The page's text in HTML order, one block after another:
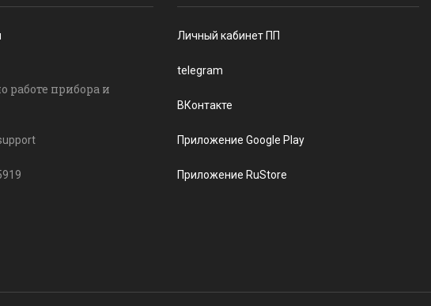
работе прибора и
Личный кабинет ПП
telegram
ВКонтакте
Приложение Google Play
Приложение RuStore